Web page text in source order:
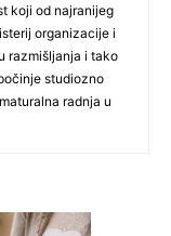
koji od najranijeg
organizacije i
razmišljanja i tako
studiozno
radnja u